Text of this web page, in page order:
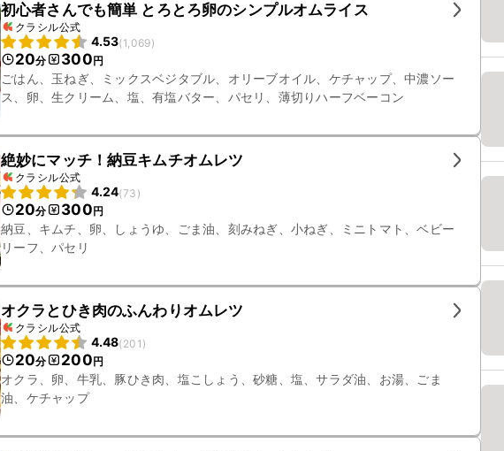
初心者さんでも簡単 とろとろ卵のシンプルオムライス
クラシル公式
4.53(1,069)
20分 300円
ごはん、玉ねぎ、ミックスベジタブル、オリーブオイル、ケチャップ、中濃ソー
ス、卵、生クリーム、塩、有塩バター、パセリ、薄切りハーフベーコン
絶妙にマッチ！納豆キムチオムレツ
クラシル公式
4.24(73 )
20分 300円
納豆、キムチ、卵、しょうゆ、ごま油、刻みねぎ、小ねぎ、ミニトマト、ベビー
リーフ、パセリ
オクラとひき肉のふんわりオムレツ
クラシル公式
4.48(201 )
20分 200円
オクラ、卵、牛乳、豚ひき肉、塩こしょう、砂糖、塩、サラダ油、お湯、ごま
油、ケチャップ